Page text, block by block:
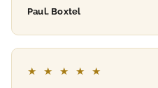
Paul, Boxtel
★ ★ ★ ★ ★